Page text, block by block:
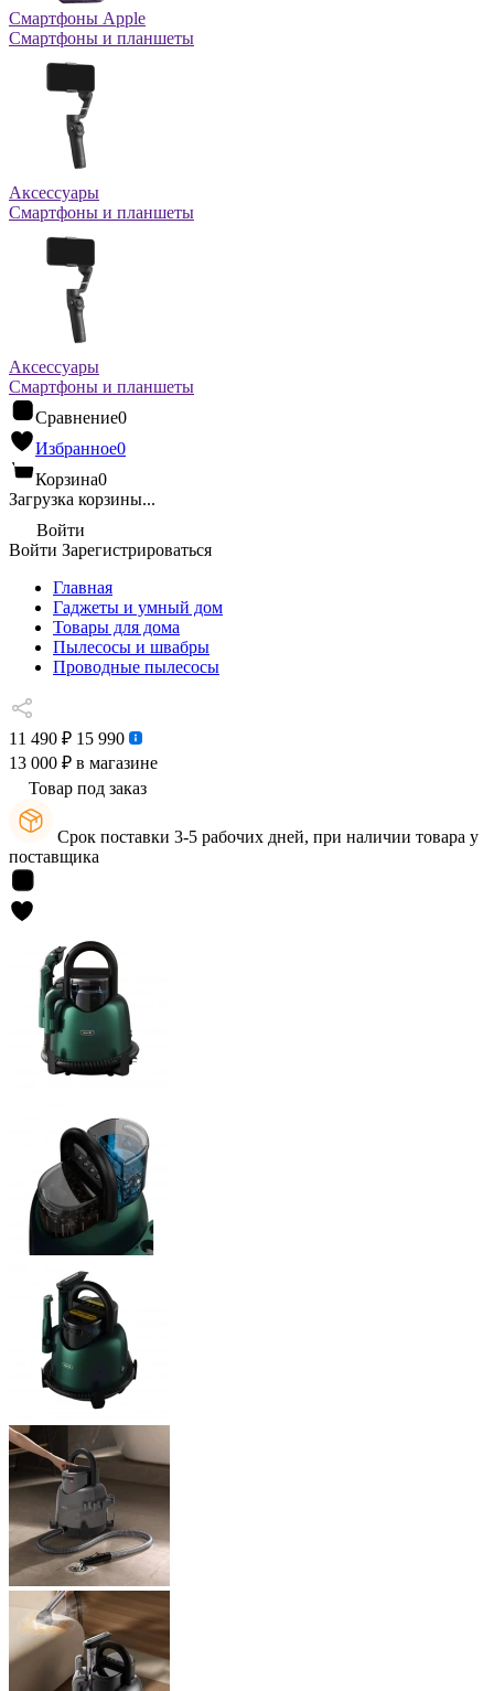
Смартфоны Apple
Смартфоны и планшеты
Аксессуары
Смартфоны и планшеты
Аксессуары
Смартфоны и планшеты
Сравнение0
Избранное0
Корзина0
Загрузка корзины...
Войти
Войти Зарегистрироваться
Главная
Гаджеты и умный дом
Товары для дома
Пылесосы и швабры
Проводные пылесосы
11 490 ₽ 15 990
13 000 ₽ в магазине
Товар под заказ
Срок поставки 3-5 рабочих дней, при наличии товара у
поставщика